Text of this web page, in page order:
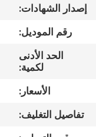
معلومات
في
المعمل
إصدار الشهادات:
رقم الموديل:
الحد الأدنى
لكمية:
الأسعار:
تفاصيل التغليف: